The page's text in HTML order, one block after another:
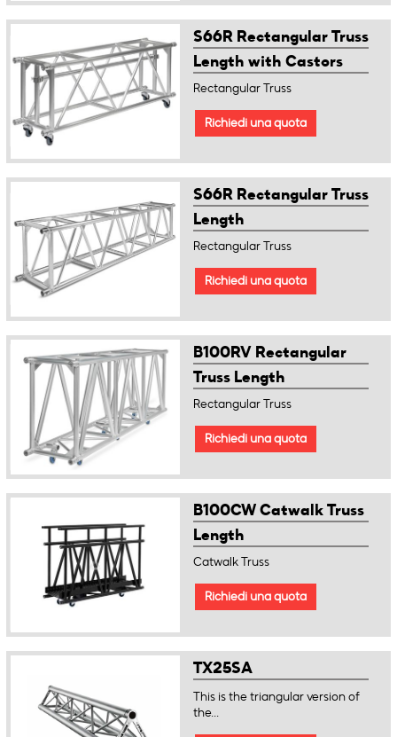
S66R Rectangular Truss
Length with Castors
Rectangular Truss
Richiedi una quota
S66R Rectangular Truss
Length
Rectangular Truss
Richiedi una quota
B100RV Rectangular
Truss Length
Rectangular Truss
Richiedi una quota
B100CW Catwalk Truss
Length
Catwalk Truss
Richiedi una quota
TX25SA
This is the triangular version of
the...